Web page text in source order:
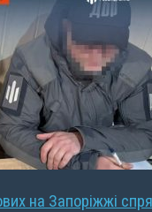
на Запоріжжі